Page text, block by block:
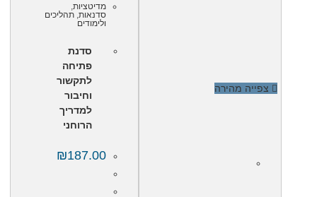
צפייה מהירה
מדיטציות,
סדנאות, תהליכים
ולימודים
סדנת
פתיחה
לתקשור
וחיבור
למדריך
הרוחני
₪187.00